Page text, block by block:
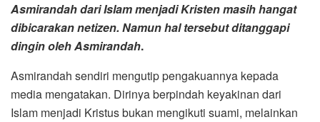
Asmirandah dari Islam menjadi Kristen masih hangat
dibicarakan netizen. Namun hal tersebut ditanggapi
dingin oleh Asmirandah.
Asmirandah sendiri mengutip pengakuannya kepada
media mengatakan. Dirinya berpindah keyakinan dari
Islam menjadi Kristus bukan mengikuti suami, melainkan